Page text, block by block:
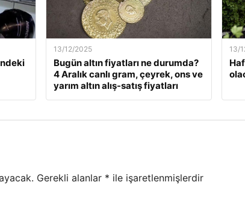
13/12/2025
Bugün altın fiyatları ne durumda?
4 Aralık canlı gram, çeyrek, ons ve
yarım altın alış-satış fiyatları
13/
Gerekli alanlar * ile işaretlenmişlerdir